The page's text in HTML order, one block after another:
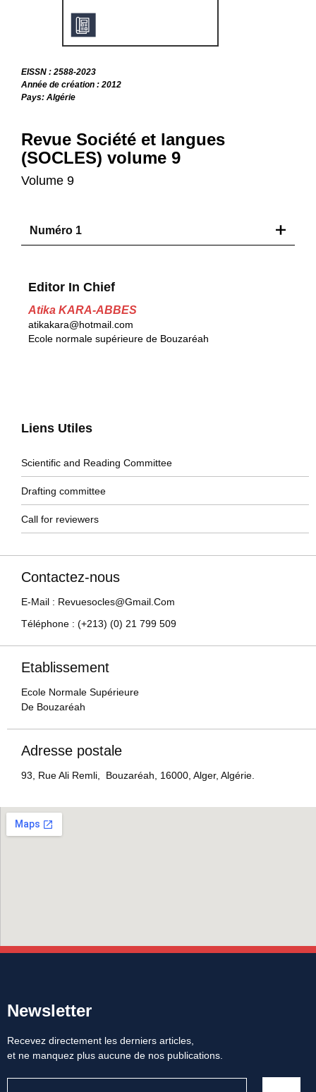
EISSN : 2588-2023
Année de création : 2012
Pays: Algérie
Revue Société et langues
(SOCLES) volume 9
Volume 9
Numéro 1
Editor In Chief
Atika KARA-ABBES
atikakara@hotmail.com
Ecole normale supérieure de Bouzaréah
Liens Utiles
Scientific and Reading Committee
Drafting committee
Call for reviewers
Contactez-nous
E-Mail : Revuesocles@gmail.com
Téléphone : (+213) (0) 21 799 509
Etablissement
Ecole Normale Supérieure
De Bouzaréah
Adresse postale
93, Rue Ali Remli, Bouzaréah, 16000, Alger, Algérie.
Newsletter
Recevez directement les derniers articles,
et ne manquez plus aucune de nos publications.